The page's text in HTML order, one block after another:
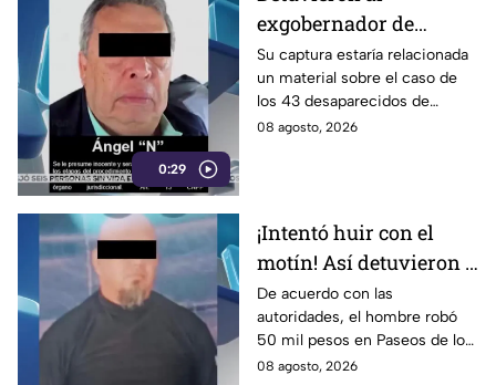
0:29
exgobernador de
Guerrero, Ángel
Aguirre Rivero
Su captura estaría relacionada
un material sobre el caso de
los 43 desaparecidos de
Ayotzinapa
08 agosto, 2026
¡Intentó huir con el
motín! Así detuvieron a
un presunto
responsable de asaltar
a su víctima en León
De acuerdo con las
autoridades, el hombre robó
50 mil pesos en Paseos de los
Insurgentes
08 agosto, 2026